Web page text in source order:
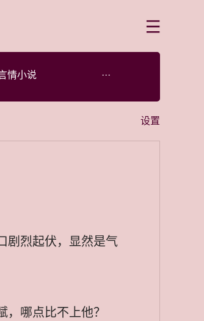
情小说 ···
设置
剧烈起伏，显然是气
哪点比不上他？